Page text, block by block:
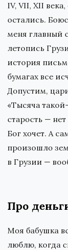
IV, VII, XII
остались.
меня главный
летопись
история
бумагах все
Допустим,
«Тысяча
старость —
Бог хочет. А
произошло
в Грузии —
Про
Моя бабушка
люблю, когда